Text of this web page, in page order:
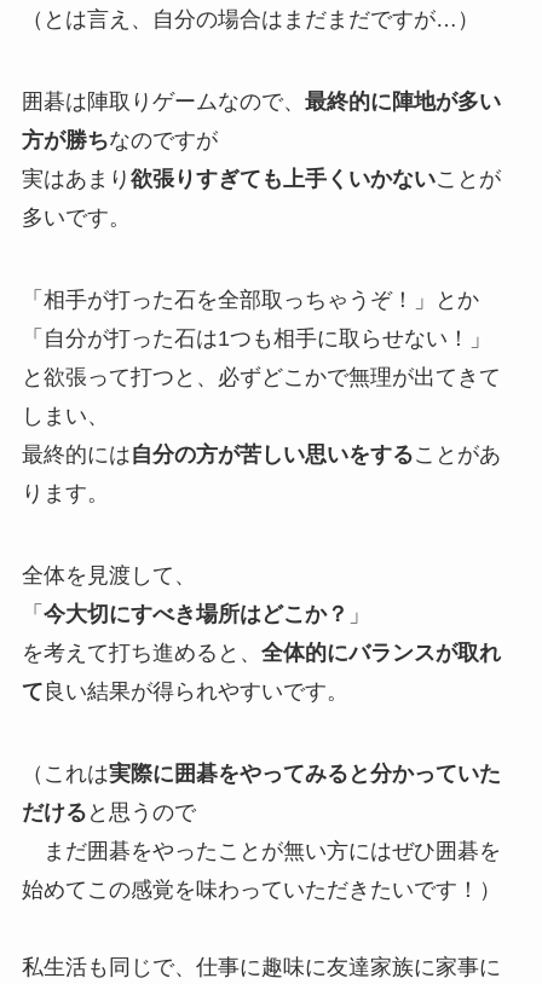
（とは言え、自分の場合はまだまだですが…）
囲碁は陣取りゲームなので、 最終的に陣地が多い
方が勝ちなのですが
実はあまり 欲張りすぎても上手くいかないことが
多いです。
「相手が打った石を全部取っちゃうぞ！」とか
「自分が打った石は1つも相手に取らせない！」
と欲張って打つと、必ずどこかで無理が出てきて
しまい、
最終的には自分の方が苦しい思いをすることがあ
ります。
全体を見渡して、
「 今大切にすべき場所はどこか？ 」
を考えて打ち進めると、 全体的にバランスが取れ
て 良い結果が得られやすいです。
（これは実際に囲碁をやってみると分かっていた
だける と思うので
まだ囲碁をやったことが無い方にはぜひ囲碁を
始めてこの感覚を味わっていただきたいです！）
私生活も同じで、仕事に趣味に友達家族に家事に